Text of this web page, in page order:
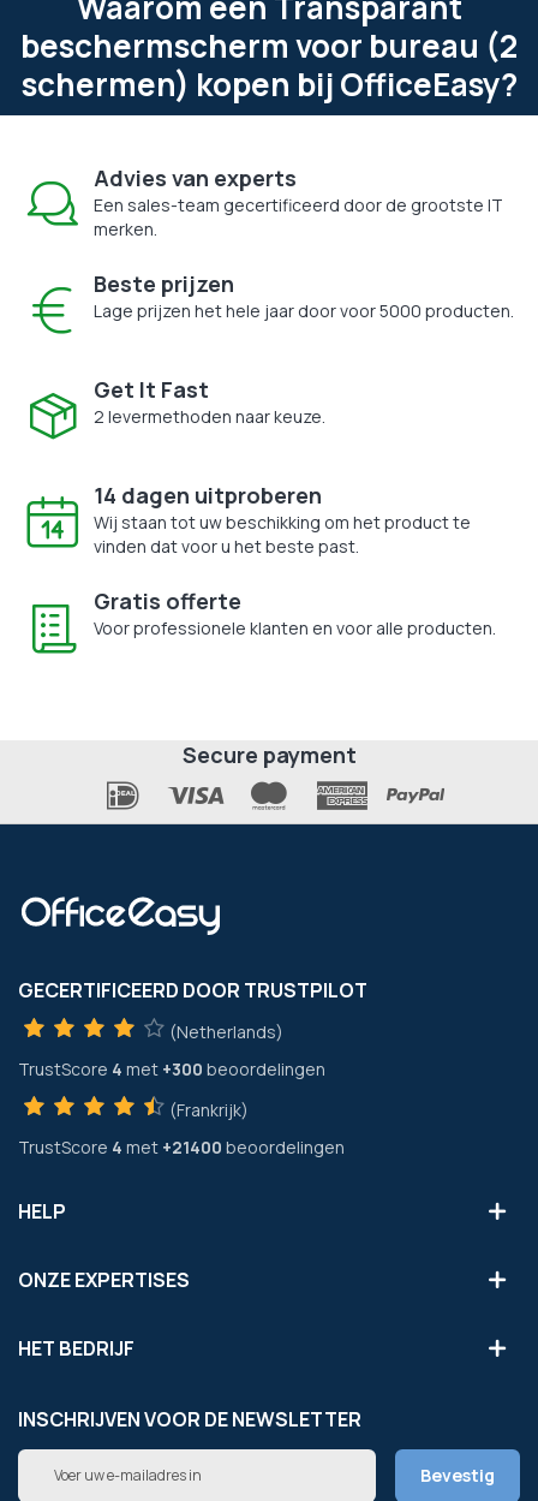
beschermscherm voor bureau (2
schermen) kopen bij OfficeEasy?
Advies van experts
Een sales-team gecertificeerd door de grootste IT
merken.
Beste prijzen
Lage prijzen het hele jaar door voor 5000 producten.
Get It Fast
2 levermethoden naar keuze.
14 dagen uitproberen
Wij staan tot uw beschikking om het product te
vinden dat voor u het beste past.
Gratis offerte
Voor professionele klanten en voor alle producten.
Secure payment
GECERTIFICEERD DOOR TRUSTPILOT
(Netherlands)
TrustScore 4 met +300 beoordelingen
(Frankrijk)
TrustScore 4 met +21400 beoordelingen
HELP
ONZE EXPERTISES
HET BEDRIJF
INSCHRIJVEN VOOR DE NEWSLETTER
Abonneer
Bevestig